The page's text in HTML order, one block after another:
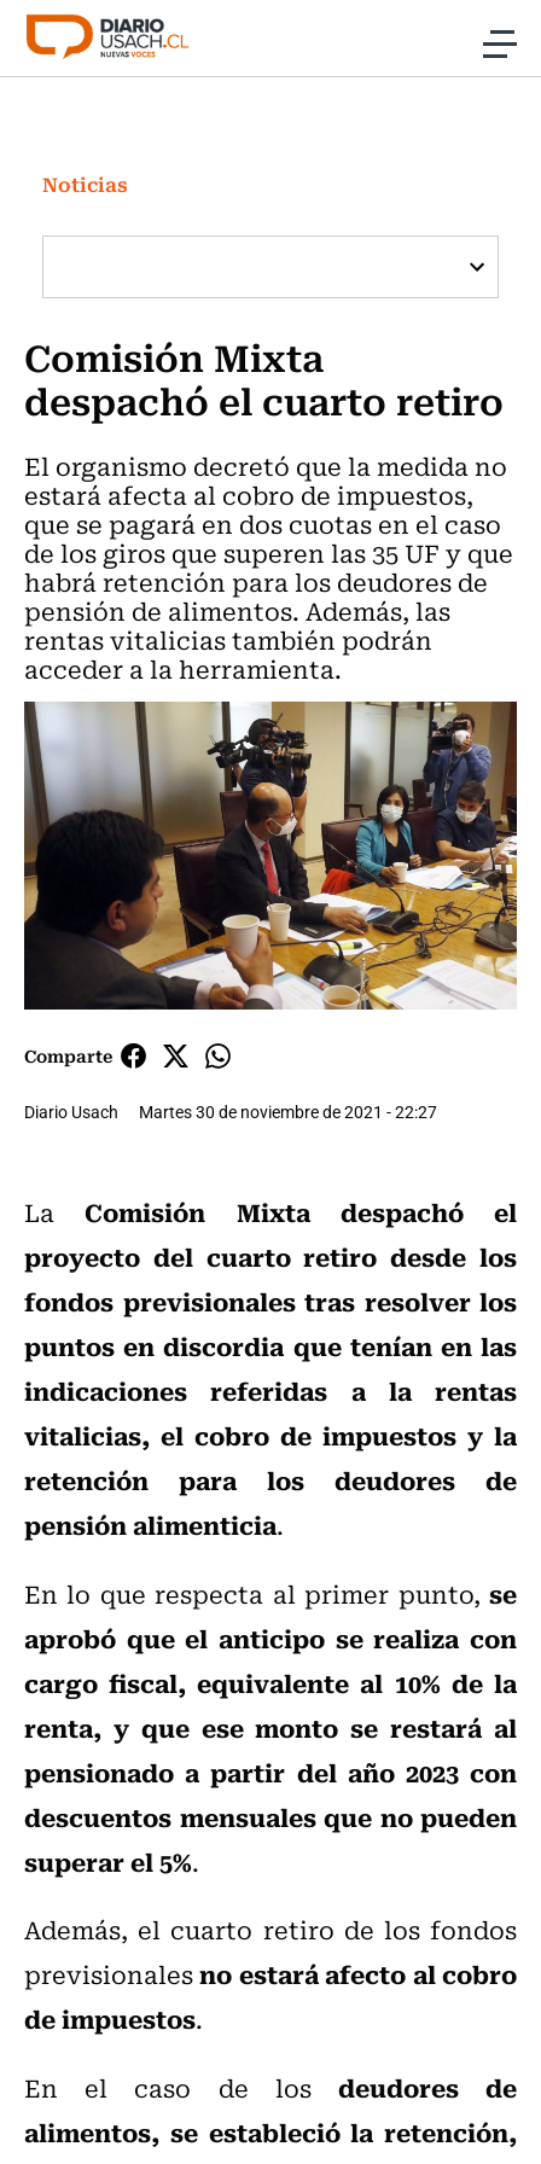
Click acá para ir directamente al contenido
Investigación
Cultura
Programas Radio y TV Usach
Noticias
Comisión Mixta
despachó el cuarto retiro
El organismo decretó que la medida no
estará afecta al cobro de impuestos,
que se pagará en dos cuotas en el caso
de los giros que superen las 35 UF y que
habrá retención para los deudores de
pensión de alimentos. Además, las
rentas vitalicias también podrán
acceder a la herramienta.
Comparte
Diario Usach Martes 30 de noviembre de 2021 - 22:27
LaComisión Mixta
despachó el
proyecto del cuarto retiro desde los
fondos previsionales tras resolver los
puntos en discordia que tenían en las
indicaciones referidas a la rentas
vitalicias, el cobro de impuestos y la
retención para los deudores de
pensión alimenticia.
En lo que respecta al primer punto, se
aprobó que el anticipo se realiza con
cargo fiscal, equivalente al 10% de la
renta, y que ese monto se restará al
pensionado a partir del año 2023 con
descuentos mensuales que no pueden
superar el 5%.
Además, el cuarto retiro de los fondos
previsionalesno estará afecto al cobro
de impuestos.
En el caso de los deudores de
alimentos, se estableció la retención,